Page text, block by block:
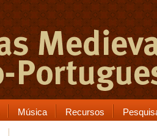
Música Recursos